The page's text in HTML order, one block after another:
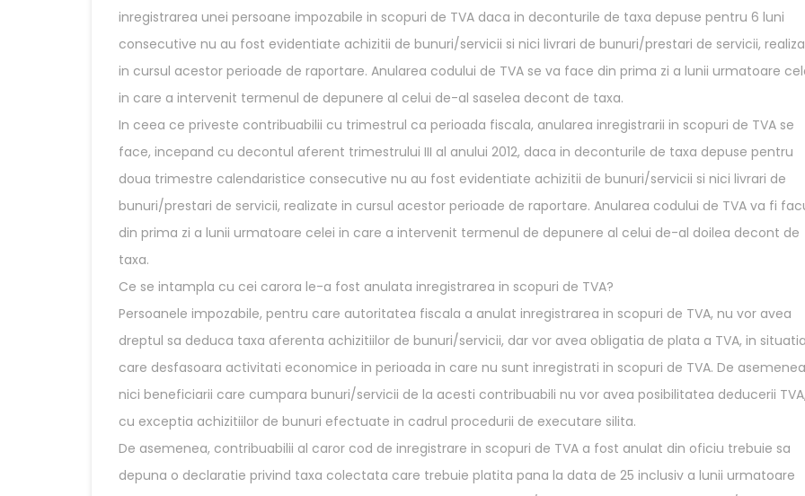
inregistrarea unei persoane impozabile in scopuri de TVA daca in deconturile de taxa depuse pentru 6 luni
consecutive nu au fost evidentiate achizitii de bunuri/servicii si nici livrari de bunuri/prestari de servicii,
in cursul acestor perioade de raportare. Anularea codului de TVA se va face din prima zi a lunii urmatoare
in care a intervenit termenul de depunere al celui de-al saselea decont de taxa.
In ceea ce priveste contribuabilii cu trimestrul ca perioada fiscala, anularea inregistrarii in scopuri de TVA se
face, incepand cu decontul aferent trimestrului III al anului 2012, daca in deconturile de taxa depuse pentru
doua trimestre calendaristice consecutive nu au fost evidentiate achizitii de bunuri/servicii si nici livrari de
bunuri/prestari de servicii, realizate in cursul acestor perioade de raportare. Anularea codului de TVA va fi
din prima zi a lunii urmatoare celei in care a intervenit termenul de depunere al celui de-al doilea decont de
taxa.
Ce se intampla cu cei carora le-a fost anulata inregistrarea in scopuri de TVA?
Persoanele impozabile, pentru care autoritatea fiscala a anulat inregistrarea in scopuri de TVA, nu vor avea
dreptul sa deduca taxa aferenta achizitiilor de bunuri/servicii, dar vor avea obligatia de plata a TVA, in
care desfasoara activitati economice in perioada in care nu sunt inregistrati in scopuri de TVA. De
nici beneficiarii care cumpara bunuri/servicii de la acesti contribuabili nu vor avea posibilitatea deducerii TVA,
cu exceptia achizitiilor de bunuri efectuate in cadrul procedurii de executare silita.
De asemenea, contribuabilii al caror cod de inregistrare in scopuri de TVA a fost anulat din oficiu trebuie sa
depuna o declaratie privind taxa colectata care trebuie platita pana la data de 25 inclusiv a lunii urmatoare